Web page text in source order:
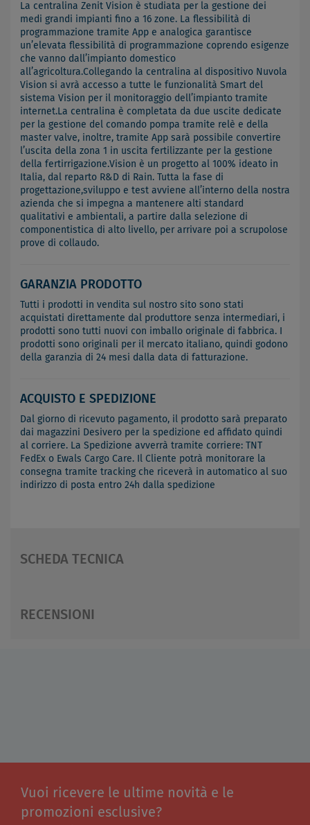
La centralina Zenit Vision è studiata per la gestione dei
medi grandi impianti fino a 16 zone. La flessibilità di
programmazione tramite App e analogica garantisce
un’elevata flessibilità di programmazione coprendo esigenze
che vanno dall’impianto domestico
all’agricoltura.Collegando la centralina al dispositivo Nuvola
Vision si avrà accesso a tutte le funzionalità Smart del
sistema Vision per il monitoraggio dell’impianto tramite
internet.La centralina è completata da due uscite dedicate
per la gestione del comando pompa tramite relè e della
master valve, inoltre, tramite App sarà possibile convertire
l’uscita della zona 1 in uscita fertilizzante per la gestione
della fertirrigazione.Vision è un progetto al 100% ideato in
Italia, dal reparto R&D di Rain. Tutta la fase di
progettazione,sviluppo e test avviene all’interno della nostra
azienda che si impegna a mantenere alti standard
qualitativi e ambientali, a partire dalla selezione di
componentistica di alto livello, per arrivare poi a scrupolose
prove di collaudo.
GARANZIA PRODOTTO
Tutti i prodotti in vendita sul nostro sito sono stati
acquistati direttamente dal produttore senza intermediari, i
prodotti sono tutti nuovi con imballo originale di fabbrica. I
prodotti sono originali per il mercato italiano, quindi godono
della garanzia di 24 mesi dalla data di fatturazione.
ACQUISTO E SPEDIZIONE
Dal giorno di ricevuto pagamento, il prodotto sarà preparato
dai magazzini Desivero per la spedizione ed affidato quindi
al corriere. La Spedizione avverrà tramite corriere: TNT
FedEx o Ewals Cargo Care. Il Cliente potrà monitorare la
consegna tramite tracking che riceverà in automatico al suo
indirizzo di posta entro 24h dalla spedizione
SCHEDA TECNICA
RECENSIONI
Vuoi ricevere le ultime novità e le
promozioni esclusive?